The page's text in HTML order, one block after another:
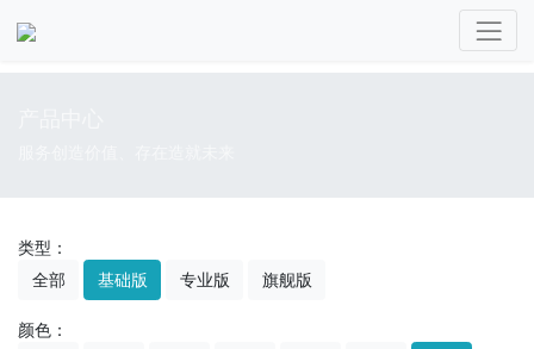
类型：
全部
基础版 专业版 旗舰版
颜色：